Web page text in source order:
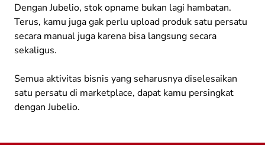
Dengan Jubelio, stok opname bukan lagi hambatan.
Terus, kamu juga gak perlu upload produk satu persatu
secara manual juga karena bisa langsung secara
sekaligus.
Semua aktivitas bisnis yang seharusnya diselesaikan
satu persatu di marketplace, dapat kamu persingkat
dengan Jubelio.